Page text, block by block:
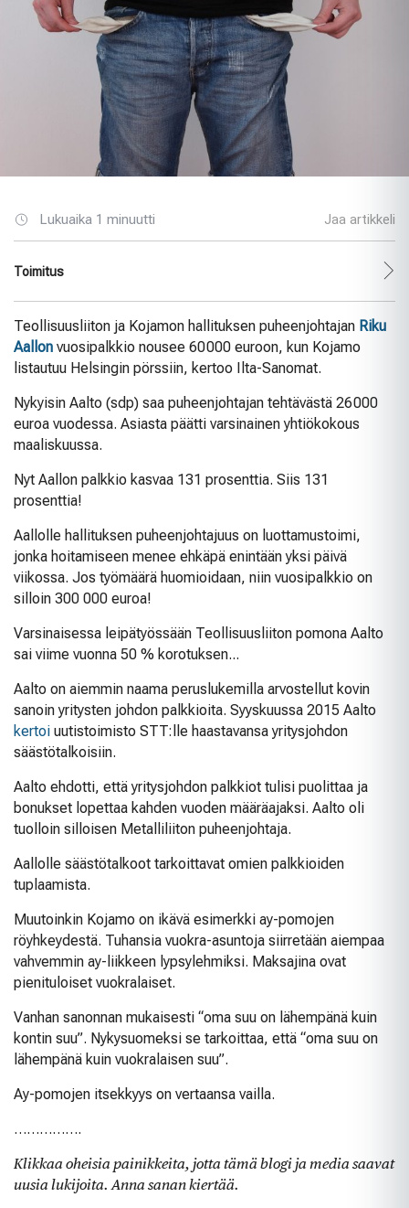
Lukuaika 1 minuutti Jaa artikkeli
Toimitus
Teollisuusliiton ja Kojamon hallituksen puheenjohtajan Riku
Aallon vuosipalkkio nousee 60 000 euroon, kun Kojamo
listautuu Helsingin pörssiin, kertoo Ilta-Sanomat.
Nykyisin Aalto (sdp) saa puheenjohtajan tehtävästä 26 000
euroa vuodessa. Asiasta päätti varsinainen yhtiökokous
maaliskuussa.
Nyt Aallon palkkio kasvaa 131 prosenttia. Siis 131
prosenttia!
Aallolle hallituksen puheenjohtajuus on luottamustoimi,
jonka hoitamiseen menee ehkäpä enintään yksi päivä
viikossa. Jos työmäärä huomioidaan, niin vuosipalkkio on
silloin 300 000 euroa!
Varsinaisessa leipätyössään Teollisuusliiton pomona Aalto
sai viime vuonna 50 % korotuksen...
Aalto on aiemmin naama peruslukemilla arvostellut kovin
sanoin yritysten johdon palkkioita. Syyskuussa 2015 Aalto
kertoi uutistoimisto STT:lle haastavansa yritysjohdon
säästötalkoisiin.
Aalto ehdotti, että yritysjohdon palkkiot tulisi puolittaa ja
bonukset lopettaa kahden vuoden määräajaksi. Aalto oli
tuolloin silloisen Metalliliiton puheenjohtaja.
Aallolle säästötalkoot tarkoittavat omien palkkioiden
tuplaamista.
Muutoinkin Kojamo on ikävä esimerkki ay-pomojen
röyhkeydestä. Tuhansia vuokra-asuntoja siirretään aiempaa
vahvemmin ay-liikkeen lypsylehmiksi. Maksajina ovat
pienituloiset vuokralaiset.
Vanhan sanonnan mukaisesti “oma suu on lähempänä kuin
kontin suu”. Nykysuomeksi se tarkoittaa, että “oma suu on
lähempänä kuin vuokralaisen suu”.
Ay-pomojen itsekkyys on vertaansa vailla.
…………….
Klikkaa oheisia painikkeita, jotta tämä blogi ja media saavat
uusia lukijoita. Anna sanan kiertää.